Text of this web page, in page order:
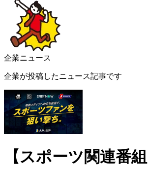
企業ニュース
企業が投稿したニュース記事です
【スポーツ関連番